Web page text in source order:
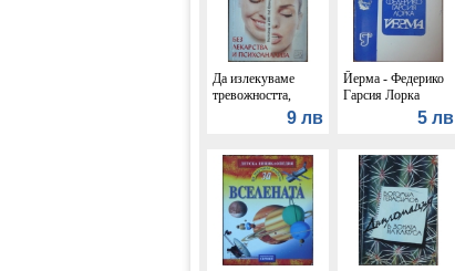
Да излекуваме
тревожността,
депресията и стреса
- Давид Серван-
9 лв
Йерма - Федерико
Гарсия Лорка
5 лв